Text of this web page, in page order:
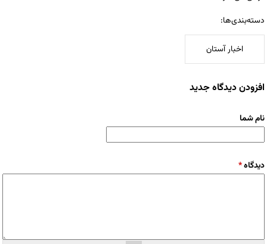
دسته‌بندی‌ها:
اخبار آستان
افزودن دیدگاه جدید
نام شما
دیدگاه*